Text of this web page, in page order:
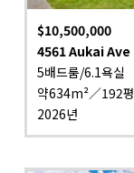
$10,500,000
4561 Aukai Ave
5배드룸/6.1욕실
약634m²／192평
2026년